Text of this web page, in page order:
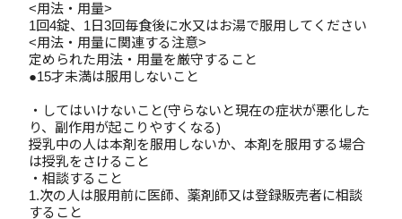
<用法・用量>
1回4錠、1日3回毎食後に水又はお湯で服用してください
<用法・用量に関連する注意>
定められた用法・用量を厳守すること
●15才未満は服用しないこと
・してはいけないこと(守らないと現在の症状が悪化した
り、副作用が起こりやすくなる)
授乳中の人は本剤を服用しないか、本剤を服用する場合
は授乳をさけること
・相談すること
1.次の人は服用前に医師、薬剤師又は登録販売者に相談
すること